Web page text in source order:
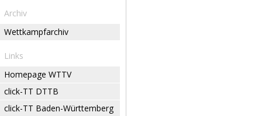
Archiv
Wettkampfarchiv
Links
Homepage WTTV
click-TT DTTB
click-TT Baden-Württemberg